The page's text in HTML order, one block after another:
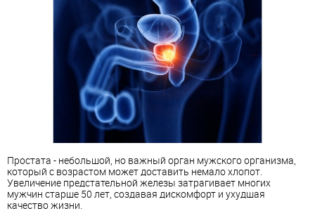
Простата - небольшой, но важный орган мужского организма,
который с возрастом может доставить немало хлопот.
Увеличение предстательной железы затрагивает многих
мужчин старше 50 лет, создавая дискомфорт и ухудшая
качество жизни.